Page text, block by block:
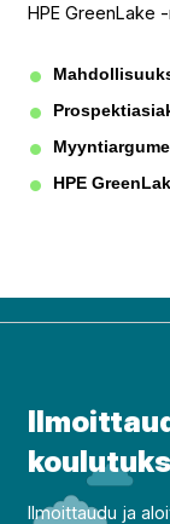
HPE GreenLake
HPE
Ilmoittaudu ja